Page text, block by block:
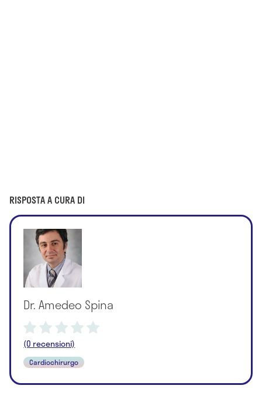
RISPOSTA A CURA DI
Dr. Amedeo Spina
(0 recensioni)
Cardiochirurgo